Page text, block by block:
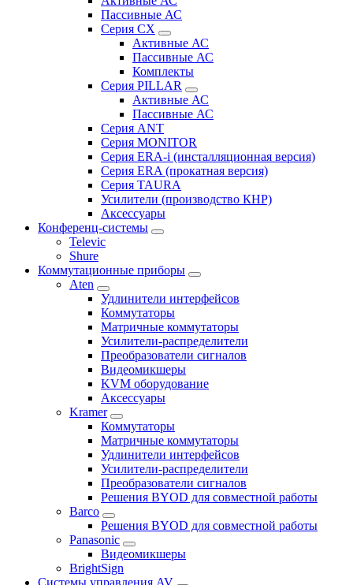
Пассивные АС
Серия CX
Активные АС
Пассивные АС
Комплекты
Серия PILLAR
Активные АС
Пассивные АС
Серия ANT
Серия MONITOR
Серия ERA-i (инсталляционная версия)
Серия ERA (прокатная версия)
Серия TAURA
Усилители (производство КНР)
Аксессуары
Конференц-системы
Televic
Shure
Коммутационные приборы
Aten
Удлинители интерфейсов
Коммутаторы
Матричные коммутаторы
Усилители-распределители
Преобразователи сигналов
Видеомикшеры
KVM оборудование
Аксессуары
Kramer
Коммутаторы
Матричные коммутаторы
Удлинители интерфейсов
Усилители-распределители
Преобразователи сигналов
Решения BYOD для совместной работы
Barco
Решения BYOD для совместной работы
Panasonic
Видеомикшеры
BrightSign
Системы управления AV